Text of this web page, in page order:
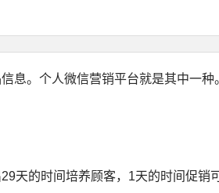
。个人微信营销平台就是其中一种
的时间培养顾客，1天的时间促销